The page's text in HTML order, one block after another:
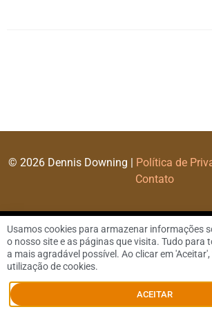
© 2026 Dennis Downing | Política de
Contato
Usamos cookies para armazenar informações
o nosso site e as páginas que visita. Tudo para
a mais agradável possível. Ao clicar em
utilização de cookies.
ACEITAR